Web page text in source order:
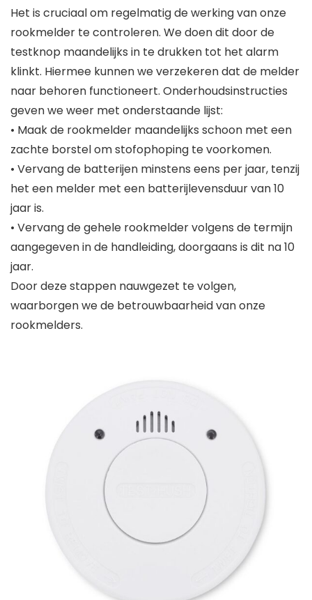
Het is cruciaal om regelmatig de werking van onze
rookmelder te controleren. We doen dit door de
testknop maandelijks in te drukken tot het alarm
klinkt. Hiermee kunnen we verzekeren dat de melder
naar behoren functioneert. Onderhoudsinstructies
geven we weer met onderstaande lijst:
• Maak de rookmelder maandelijks schoon met een
zachte borstel om stofophoping te voorkomen.
• Vervang de batterijen minstens eens per jaar, tenzij
het een melder met een batterijlevensduur van 10
jaar is.
• Vervang de gehele rookmelder volgens de termijn
aangegeven in de handleiding, doorgaans is dit na 10
jaar.
Door deze stappen nauwgezet te volgen,
waarborgen we de betrouwbaarheid van onze
rookmelders.